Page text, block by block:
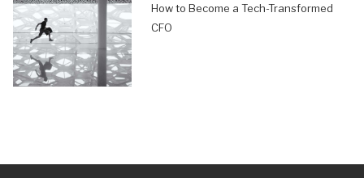
How to Become a Tech-Transformed
CFO